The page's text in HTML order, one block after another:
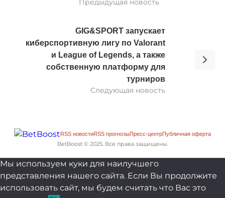
Предыдущая новость
GIG&SPORT запускает
киберспортивную лигу по Valorant
и League of Legends, а также
собственную платформу для
турниров
Следующая новость
RSS новостиRSS прогнозыПресс-центрПубличная оферта
BetBoost © 2025. Все права защищены.
Мы используем куки для наилучшего
представления нашего сайта. Если Вы продолжите
использовать сайт, мы будем считать что Вас это